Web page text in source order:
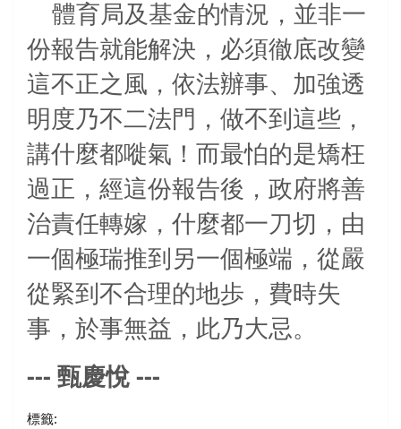
體育局及基金的情況，並非一
份報告就能解決，必須徹底改變
這不正之風，依法辦事、加強透
明度乃不二法門，做不到這些，
講什麼都嘥氣！而最怕的是矯枉
過正，經這份報告後，政府將善
治責任轉嫁，什麼都一刀切，由
一個極瑞推到另一個極端，從嚴
從緊到不合理的地歩，費時失
事，於事無益，此乃大忌。
--- 甄慶悅 ---
標籤: